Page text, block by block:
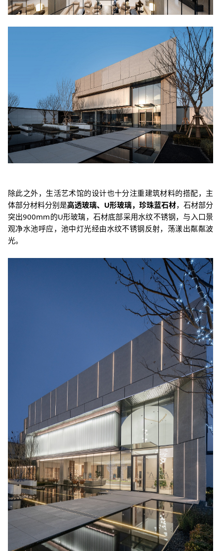
除此之外，生活艺术馆的设计也十分注重建筑材料的搭配，主
体部分材料分别是高透玻璃、U形玻璃，珍珠蓝石材， 石材部分
突出900mm的U形玻璃，石材底部采用水纹不锈钢，与入口景
观净水池呼应，池中灯光经由水纹不锈钢反射，荡漾出粼粼波
光。